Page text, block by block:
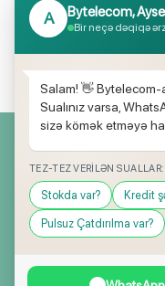
Mağazalarımızda
və
A Bytelecom,
Bir neçə dəqiqə
Salam! 👋 Bytelecom-
Sualınız varsa,
sizə kömək etməyə
TEZ-TEZ VERILƏN SUALLAR:
Stokda var? Kredit
Pulsuz Çatdırılma var?